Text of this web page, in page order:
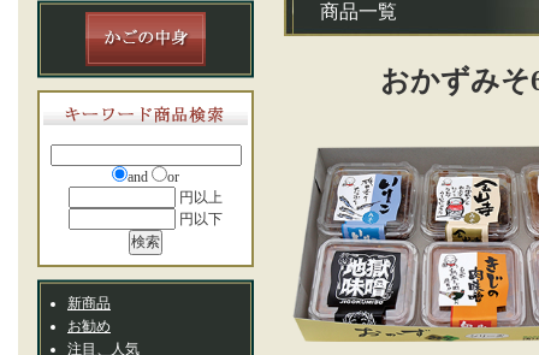
and
or
円以上
円以下
新商品
お勧め
注目、人気
商品一覧
おかずみ